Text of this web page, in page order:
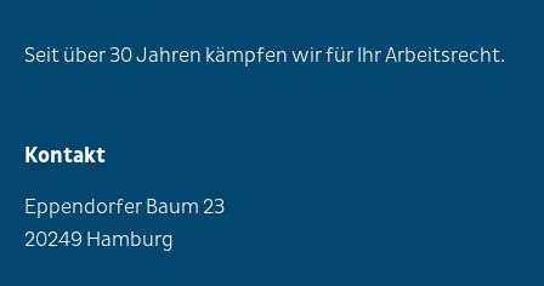
Seit über 30 Jahren kämpfen wir für Ihr Arbeitsrecht.
Kontakt
Eppendorfer Baum 23
20249 Hamburg